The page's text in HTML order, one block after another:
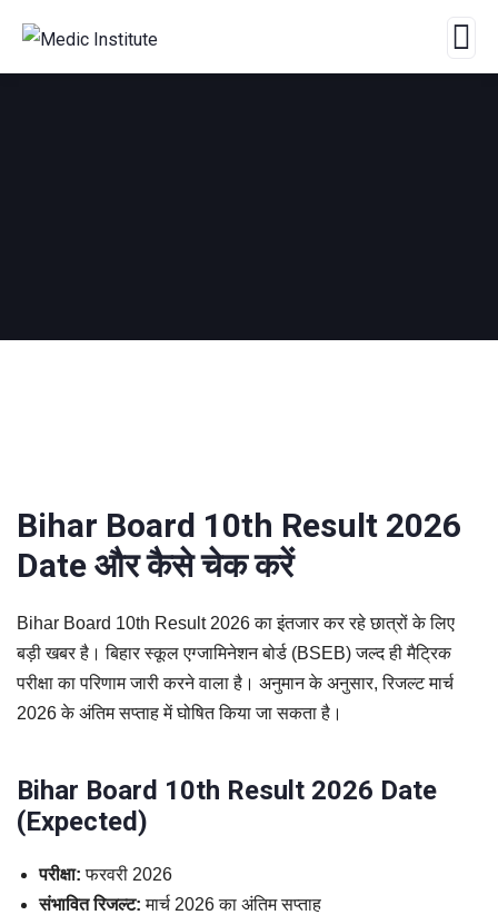
Bihar Board 10th Result 2026
Date और कैसे चेक करें
Bihar Board 10th Result 2026 का इंतजार कर रहे छात्रों के लिए
बड़ी खबर है। बिहार स्कूल एग्जामिनेशन बोर्ड (BSEB) जल्द ही मैट्रिक
परीक्षा का परिणाम जारी करने वाला है। अनुमान के अनुसार, रिजल्ट मार्च
2026 के अंतिम सप्ताह में घोषित किया जा सकता है।
Bihar Board 10th Result 2026 Date
(Expected)
परीक्षा: फरवरी 2026
संभावित रिजल्ट: मार्च 2026 का अंतिम सप्ताह